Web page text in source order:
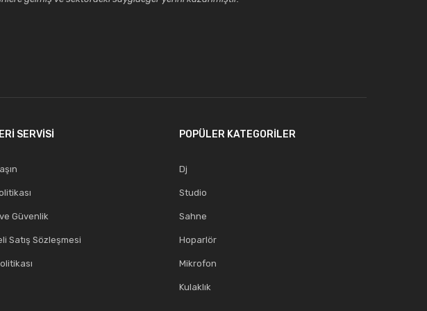
SERVİSİ
Güvenlik
Satış Sözleşmesi
POPÜLER KATEGORİLER
Dj
Studio
Sahne
Hoparlör
Mikrofon
Kulaklık